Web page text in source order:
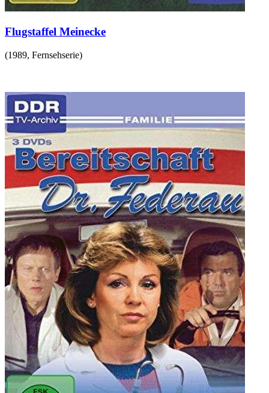
Flugstaffel Meinecke
(1989, Fernsehserie)